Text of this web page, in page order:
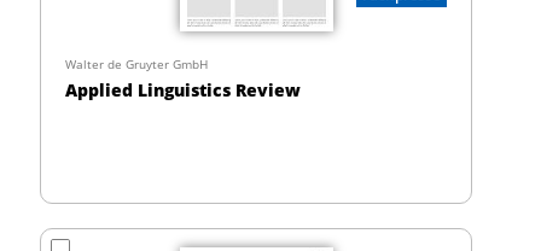
Walter de Gruyter GmbH
Applied Linguistics Review